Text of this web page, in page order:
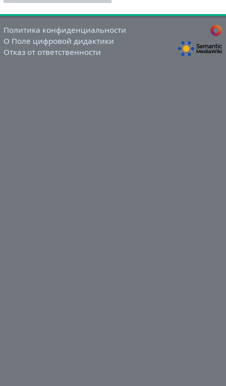
Политика конфиденциальности
О Поле цифровой дидактики
Отказ от ответственности